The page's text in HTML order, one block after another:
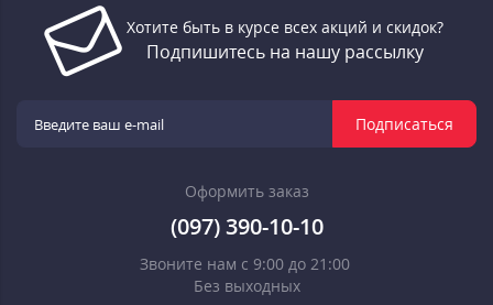
Хотите быть в курсе всех акций и скидок?
Подпишитесь на нашу рассылку
Подписаться
Оформить заказ
(097) 390-10-10
Звоните нам с 9:00 до 21:00
Без выходных